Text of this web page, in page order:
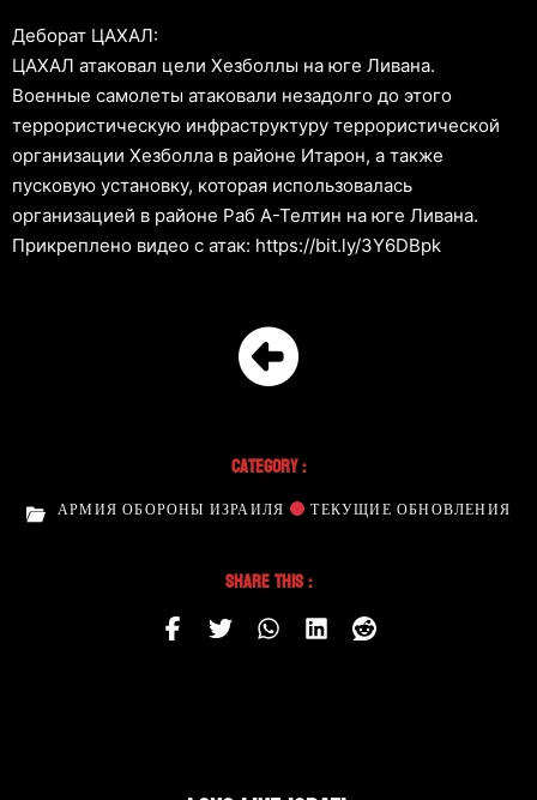
Деборат ЦАХАЛ:
ЦАХАЛ атаковал цели Хезболлы на юге Ливана.
Военные самолеты атаковали незадолго до этого
террористическую инфраструктуру террористической
организации Хезболла в районе Итарон, а также
пусковую установку, которая использовалась
организацией в районе Раб А-Телтин на юге Ливана.
Прикреплено видео с атак: https://bit.ly/3Y6DBpk
Category :
АРМИЯ ОБОРОНЫ ИЗРАИЛЯ ТЕКУЩИЕ ОБНОВЛЕНИЯ
Share This :